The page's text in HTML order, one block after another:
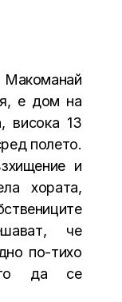
е дом на
висока 13
полето.
и
хората,
че
по-тихо
да се